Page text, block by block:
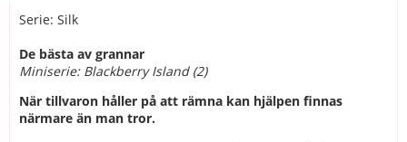
Serie: Silk
De bästa av grannar
Miniserie: Blackberry Island (2)
När tillvaron håller på att rämna kan hjälpen finnas
närmare än man tror.